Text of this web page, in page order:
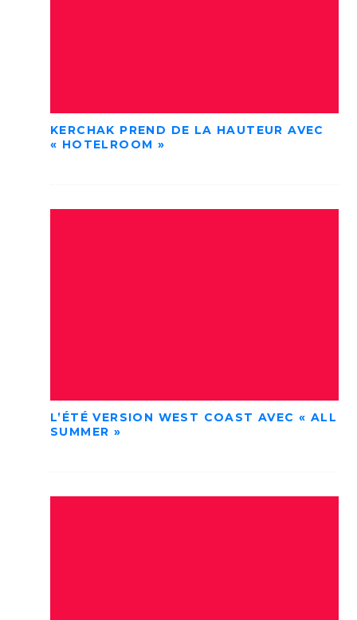
KERCHAK PREND DE LA HAUTEUR AVEC
« HOTELROOM »
L’ÉTÉ VERSION WEST COAST AVEC « ALL
SUMMER »